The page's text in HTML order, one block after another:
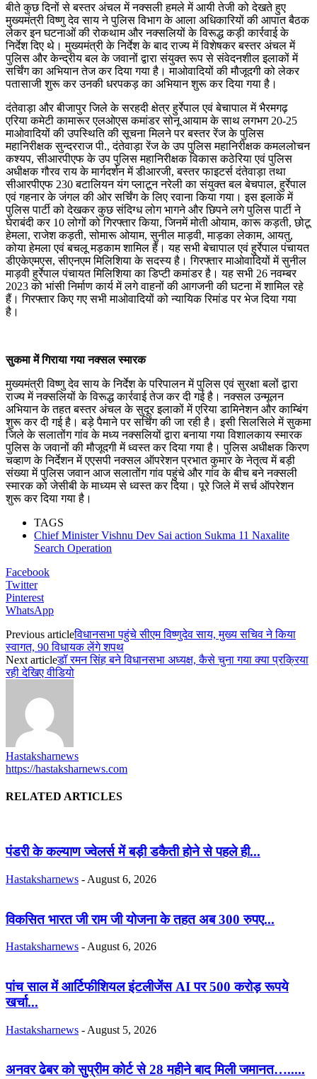
बीते कुछ दिनों से बस्तर अंचल में नक्सली हमले में आयी तेजी को देखते हुए
मुख्यमंत्री विष्णु देव साय ने पुलिस विभाग के आला अधिकारियों की आपात बैठक
लेकर इन घटनाओं की रोकथाम और नक्सलियों के विरूद्ध कड़ी कार्रवाई के
निर्देश दिए थे। मुख्यमंत्री के निर्देश के बाद राज्य में विशेषकर बस्तर अंचल में
पुलिस और केन्द्रीय बल के जवानों द्वारा संयुक्त रूप से संवेदनशील इलाकों में
सर्चिंग का अभियान तेज कर दिया गया है। माओवादियों की मौजूदगी को लेकर
पतासाजी शुरू कर उनकी धरपकड़ का अभियान शुरू कर दिया गया है।
दंतेवाड़ा और बीजापुर जिले के सरहदी क्षेत्र हुर्रेपाल एवं बेचापाल में भैरमगढ़
एरिया कमेटी कामारूर एलओएस कमांडर सोनू आयाम के साथ लगभग 20-25
माओवादियों की उपस्थिति की सूचना मिलने पर बस्तर रेंज के पुलिस
महानिरीक्षक सुन्दरराज पी., दंतेवाड़ा रेंज के उप पुलिस महानिरीक्षक कमललोचन
कश्यप, सीआरपीएफ के उप पुलिस महानिरीक्षक विकास कठेरिया एवं पुलिस
अधीक्षक गौरव राय के मार्गदर्शन में डीआरजी, बस्तर फाइटर्स दंतेवाड़ा तथा
सीआरपीएफ 230 बटालियन यंग प्लाटून नरेली का संयुक्त बल बेचपाल, हुर्रेपाल
एवं गहनार के जंगल की ओर सर्चिंग के लिए रवाना किया गया। इस इलाके में
पुलिस पार्टी को देखकर कुछ संदिग्ध लोग भागने और छिपने लगे पुलिस पार्टी ने
घेराबंदी कर 10 लोगों को गिरफ्तार किया, जिनमें मोती ओयाम, कारू कड़ती, छोटू
हेमला, राजेश कड़ती, सोमारू ओयाम, सुनील माड़वी, माड़का लेकाम, आयतु,
कोया हेमला एवं बचलू मड़काम शामिल हैं। यह सभी बेचापाल एवं हुर्रेपाल पंचायत
डीएकेएमएस, सीएनएम मिलिशिया के सदस्य है। गिरफ्तार माओवादियों में सुनील
माड़वी हुर्रेपाल पंचायत मिलिशिया का डिप्टी कमांडर है। यह सभी 26 नवम्बर
2023 को भांसी निर्माण कार्य में लगे वाहनों की आगजनी की घटना में शामिल रहे
हैं। गिरफ्तार किए गए सभी माओवादियों को न्यायिक रिमांड पर भेज दिया गया
है।
सुकमा में गिराया गया नक्सल स्मारक
मुख्यमंत्री विष्णु देव साय के निर्देश के परिपालन में पुलिस एवं सुरक्षा बलों द्वारा
राज्य में नक्सलियों के विरूद्ध कार्रवाई तेज कर दी गई है। नक्सल उन्मूलन
अभियान के तहत बस्तर अंचल के सुदूर इलाकों में एरिया डामिनेशन और काम्बिंग
शुरू कर दी गई है। बड़े पैमाने पर सर्चिंग की जा रही है। इसी सिलसिले में सुकमा
जिले के सलातोंग गांव के मध्य नक्सलियों द्वारा बनाया गया विशालकाय स्मारक
पुलिस के जवानों की मौजूदगी में ध्वस्त कर दिया गया है। पुलिस अधीक्षक किरण
चव्हाण के निर्देशन में एएसपी नक्सल ऑपरेशन प्रभात कुमार के नेतृत्व में बड़ी
संख्या में पुलिस जवान आज सलातोंग गांव पहुंचे और गांव के बीच बने नक्सली
स्मारक को जेसीबी के माध्यम से ध्वस्त कर दिया। पूरे जिले में सर्च ऑपरेशन
शुरू कर दिया गया है।
TAGS
Chief Minister Vishnu Dev Sai action Sukma 11 Naxalite
Search Operation
Facebook
Twitter
Pinterest
WhatsApp
Previous articleविधानसभा पहुंचे सीएम विष्णुदेव साय, मुख्य सचिव ने किया
स्वागत, 90 विधायक लेंगे शपथ
Next articleडॉ रमन सिंह बने विधानसभा अध्यक्ष, कैसे चुना गया क्या प्रक्रिया
रही देखिए वीडियो
Hastaksharnews
https://hastaksharnews.com
RELATED ARTICLES
पंडरी के कल्याण ज्वेलर्स में बड़ी डकैती होने से पहले ही...
Hastaksharnews - August 6, 2026
विकसित भारत जी राम जी योजना के तहत अब 300 रुपए...
Hastaksharnews - August 6, 2026
पांच साल में आर्टिफीशियल इंटलीजेंस AI पर 500 करोड़ रूपये
खर्चा...
Hastaksharnews - August 5, 2026
अनवर ढेबर को सुप्रीम कोर्ट से 28 महीने बाद मिली जमानत….....